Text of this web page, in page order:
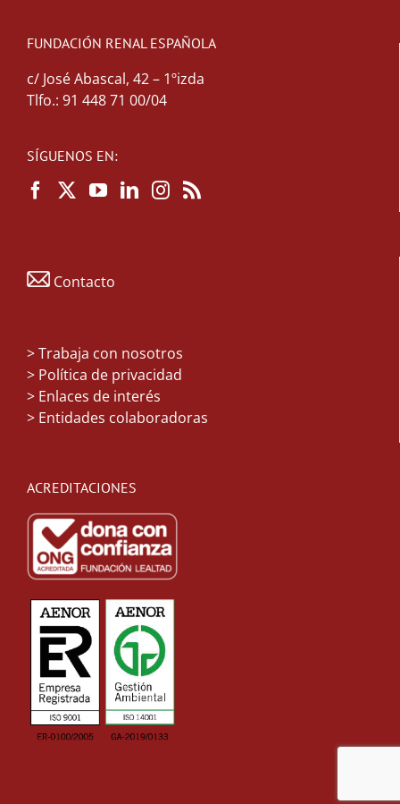
FUNDACIÓN RENAL ESPAÑOLA
c/ José Abascal, 42 – 1ºizda
Tlfo.: 91 448 71 00/04
SÍGUENOS EN:
Contacto
>Trabaja con nosotros
> Política de privacidad
> Enlaces de interés
> Entidades colaboradoras
ACREDITACIONES